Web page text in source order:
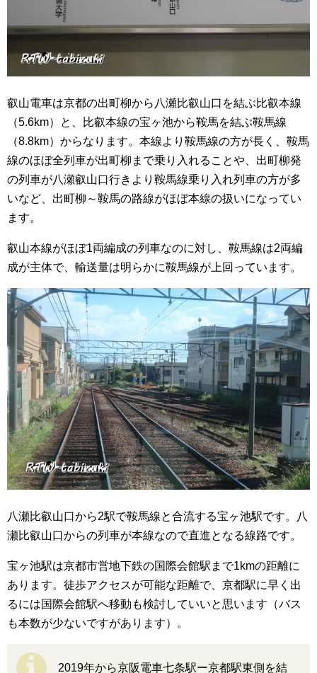
叡山電車は京都の出町柳から八瀬比叡山口を結ぶ比叡本線
（5.6km）と、比叡本線の宝ヶ池から鞍馬を結ぶ鞍馬線
（8.8km）からなります。本線より鞍馬線の方が長く、鞍馬
線のほぼ全列車が出町柳まで乗り入れることや、出町柳発
の列車が八瀬叡山口行きより鞍馬線乗り入れ列車の方が多
いなど、出町柳～鞍馬の路線がほぼ本線の扱いになってい
ます。
叡山本線がほぼ1両編成の列車なのに対し、鞍馬線は2両編
成が主体で、輸送量は明らかに鞍馬線が上回っています。
八瀬比叡山口から2駅で鞍馬線と合流する宝ヶ池駅です。八
瀬比叡山口からの列車が本線なので直進となる線路です。
宝ヶ池駅は京都市営地下鉄の国際会館駅まで1kmの距離に
あります。徒歩アクセスが可能な距離で、京都駅に早く出
るには国際会館駅へ移動も検討していいと思います（バス
も本数が少ないですがあります）。
2019年から京阪電車七条駅ー京都駅東側を結